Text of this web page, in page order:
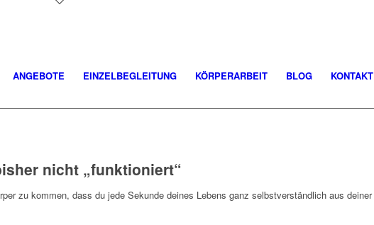
ANGEBOTE EINZELBEGLEITUNG KÖRPERARBEIT BLOG KONTAKT
nicht „funktioniert“
zu kommen, dass du jede Sekunde deines Lebens ganz selbstverständlich aus deiner